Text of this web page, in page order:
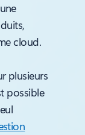
cloud.
plusieurs
possible